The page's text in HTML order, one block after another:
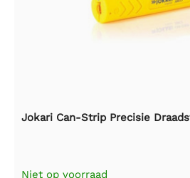
Jokari Can-Strip Precisie
Niet op voorraad